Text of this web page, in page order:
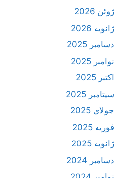
ژوئن 2026
ژانویه 2026
دسامبر 2025
نوامبر 2025
اکتبر 2025
سپتامبر 2025
جولای 2025
فوریه 2025
ژانویه 2025
دسامبر 2024